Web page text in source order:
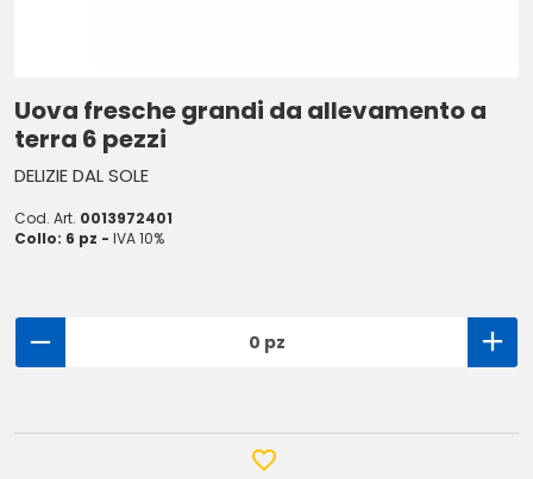
Uova fresche grandi da allevamento a
terra 6 pezzi
DELIZIE DAL SOLE
Cod. Art. 0013972401
Collo: 6 pz - IVA 10%
0 pz